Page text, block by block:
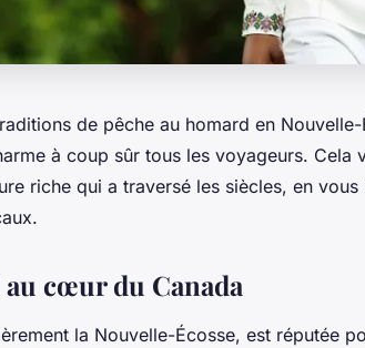
de pêche au homard en Nouvelle-
à coup sûr tous les voyageurs. Cela
riche qui a traversé les siècles, en
cœur du Canada
la Nouvelle-Écosse, est réputée